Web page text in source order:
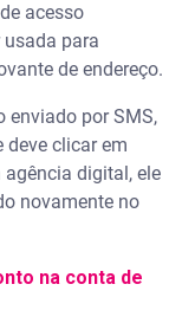
acesso
para
de endereço.
enviado por SMS,
deve clicar em
agência digital, ele
novamente no
na conta de